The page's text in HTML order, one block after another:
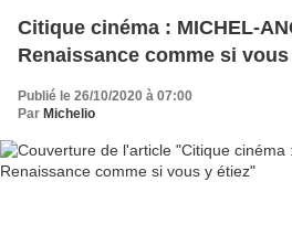
Citique cinéma : MICHEL-ANGE
Renaissance comme si
Publié le 26/10/2020 à 07:00
Par Michelio